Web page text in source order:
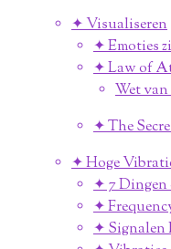
✦ Visualiseren
✦ Emoties
✦ Law of
Wet
✦ The
✦ Hoge
✦ 7 Dingen
✦
✦ Signalen